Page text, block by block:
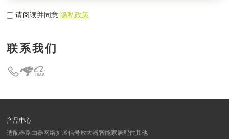
请阅读并同意隐私政策
联系我们
产品中心
适配器路由器 网络扩展信号放大器智能家居配件其他